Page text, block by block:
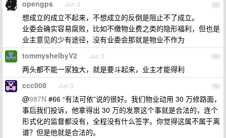
68
opengps Jun 3
想成立的成立不起来，不想成立的反倒是阻止不了成立。
业委会确实容易腐败，比如不缴物业费之类的隐形福利，但也是
业主意见的少有途径，没有业委会那就是物业不作为
69
tommyshelbyV2 Jun 3
两头都不能一家独大，就是要斗起来，业主才能得利
70
ccc008 Jun 3
@987N #66 “有法可依”说的很好。我们物业动用 30 万修路面，
事后我们投诉，他拿得出 30 万的发票这个事就是合法的，连个
形式化的监督都没有，全程没有什么签字。你觉得这属不属于离
谱？但是他就是合法的。